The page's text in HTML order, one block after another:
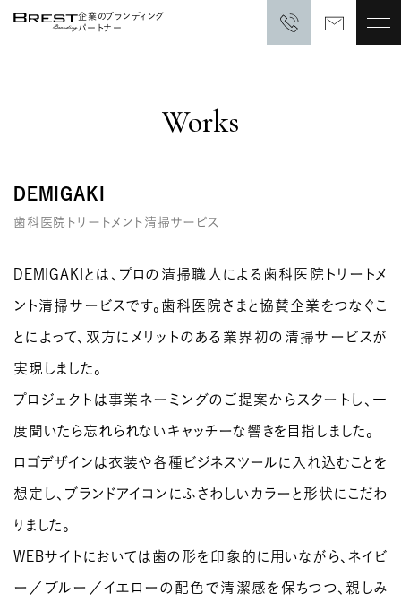
企業のブランディング
パートナー
Works
DEMIGAKI
歯科医院トリートメント清掃サービス
DEMIGAKIとは、プロの清掃職人による歯科医院トリートメ
ント清掃サービスです。歯科医院さまと協賛企業をつなぐこ
とによって、双方にメリットのある業界初の清掃サービスが
実現しました。
プロジェクトは事業ネーミングのご提案からスタートし、一
度聞いたら忘れられないキャッチーな響きを目指しました。
ロゴデザインは衣装や各種ビジネスツールに入れ込むことを
想定し、ブランドアイコンにふさわしいカラーと形状にこだわ
りました。
WEBサイトにおいては歯の形を印象的に用いながら、ネイビ
ー／ブルー／イエローの配色で清潔感を保ちつつ、親しみ